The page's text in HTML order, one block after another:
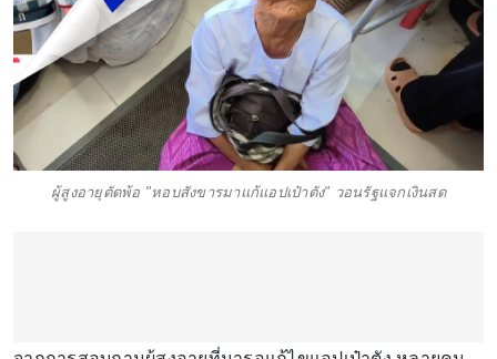
ผู้สูงอายุตัดพ้อ "หอบสังขารมาแก้แอปเป๋าตัง" วอนรัฐแจกเงินสด